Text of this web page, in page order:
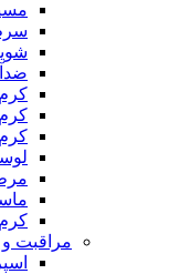
مراقبت و